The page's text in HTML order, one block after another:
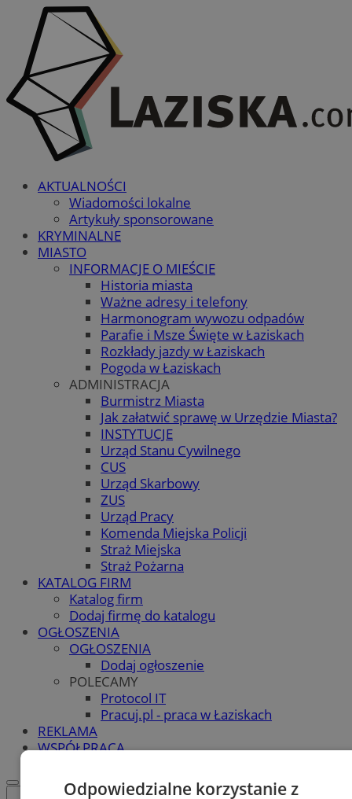
AKTUALNOŚCI
Wiadomości lokalne
Artykuły sponsorowane
KRYMINALNE
MIASTO
INFORMACJE O MIEŚCIE
Historia miasta
Ważne adresy i telefony
Harmonogram wywozu odpadów
Parafie i Msze Święte w Łaziskach
Rozkłady jazdy w Łaziskach
Pogoda w Łaziskach
ADMINISTRACJA
Burmistrz Miasta
Jak załatwić sprawę w Urzędzie Miasta?
INSTYTUCJE
Urząd Stanu Cywilnego
CUS
Urząd Skarbowy
ZUS
Urząd Pracy
Komenda Miejska Policji
Straż Miejska
Straż Pożarna
KATALOG FIRM
Katalog firm
Dodaj firmę do katalogu
OGŁOSZENIA
OGŁOSZENIA
Dodaj ogłoszenie
POLECAMY
Protocol IT
Pracuj.pl - praca w Łaziskach
REKLAMA
WSPÓŁPRACA
Odpowiedzialne korzystanie z